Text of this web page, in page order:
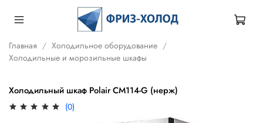
Главная
Холодильное оборудование
Холодильные и морозильные шкафы
Холодильный шкаф Polair CM114-G (нерж)
(0)